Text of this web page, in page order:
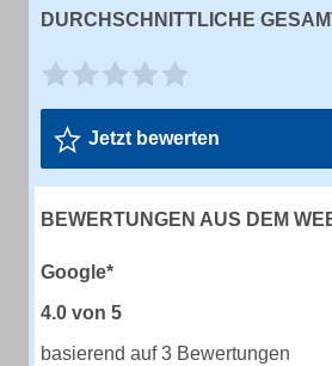
DURCHSCHNITTLICHE
Jetzt bewerten
BEWERTUNGEN AUS DEM
Google*
4.0 von 5
basierend auf 3 Bewertungen